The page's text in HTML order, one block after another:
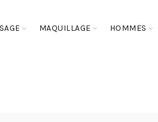
MAQUILLAGE HOMMES